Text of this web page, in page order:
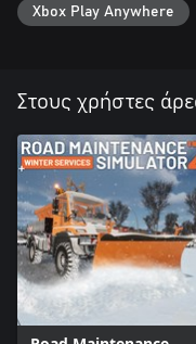
Xbox Play Anywhere
Στους χρήστες